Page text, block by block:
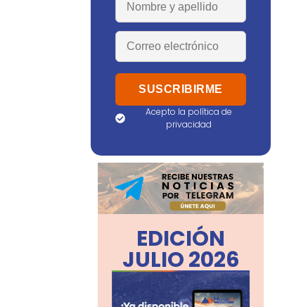
Acepto la política de
privacidad
EDICIÓN
JULIO 2026